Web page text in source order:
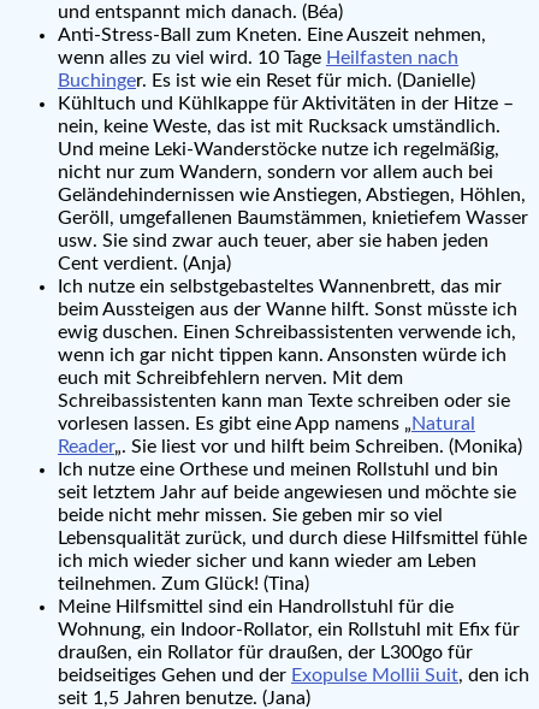
und entspannt mich danach. (Béa)
Anti-Stress-Ball zum Kneten. Eine Auszeit nehmen,
wenn alles zu viel wird. 10 Tage Heilfasten nach
Buchinger. Es ist wie ein Reset für mich. (Danielle)
Kühltuch und Kühlkappe für Aktivitäten in der Hitze –
nein, keine Weste, das ist mit Rucksack umständlich.
Und meine Leki-Wanderstöcke nutze ich regelmäßig,
nicht nur zum Wandern, sondern vor allem auch bei
Geländehindernissen wie Anstiegen, Abstiegen, Höhlen,
Geröll, umgefallenen Baumstämmen, knietiefem Wasser
usw. Sie sind zwar auch teuer, aber sie haben jeden
Cent verdient. (Anja)
Ich nutze ein selbstgebasteltes Wannenbrett, das mir
beim Aussteigen aus der Wanne hilft. Sonst müsste ich
ewig duschen. Einen Schreibassistenten verwende ich,
wenn ich gar nicht tippen kann. Ansonsten würde ich
euch mit Schreibfehlern nerven. Mit dem
Schreibassistenten kann man Texte schreiben oder sie
vorlesen lassen. Es gibt eine App namens „Natural
Reader„. Sie liest vor und hilft beim Schreiben. (Monika)
Ich nutze eine Orthese und meinen Rollstuhl und bin
seit letztem Jahr auf beide angewiesen und möchte sie
beide nicht mehr missen. Sie geben mir so viel
Lebensqualität zurück, und durch diese Hilfsmittel fühle
ich mich wieder sicher und kann wieder am Leben
teilnehmen. Zum Glück! (Tina)
Meine Hilfsmittel sind ein Handrollstuhl für die
Wohnung, ein Indoor-Rollator, ein Rollstuhl mit Efix für
draußen, ein Rollator für draußen, der L300go für
beidseitiges Gehen und der Exopulse Mollii Suit, den ich
seit 1,5 Jahren benutze. (Jana)